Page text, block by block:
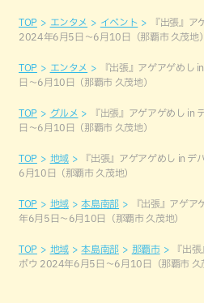
TOP エンタメ イベント
『出張』ア
2024年6月5日〜6月10日（那覇市 久茂地）
TOP エンタメ
『出張』アゲアゲめし
日〜6月10日（那覇市 久茂地）
TOP グルメ
『出張』アゲアゲめし in
日〜6月10日（那覇市 久茂地）
TOP 地域
『出張』アゲアゲめし in
6月10日（那覇市 久茂地）
TOP 地域 本島南部
『出張』アゲ
年6月5日〜6月10日（那覇市 久茂地）
TOP 地域 本島南部 那覇市
『出
ボウ 2024年6月5日〜6月10日（那覇市 久